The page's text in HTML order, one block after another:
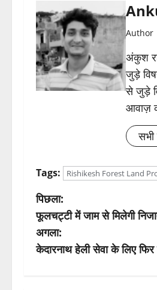
Author
अंकुश
जुड़े
से जुड़े
आवाज़
Tags: Rishikesh Forest Land
पो
स्ट
ने
पिछला:
फूलचट्टी में जाम से मिलेगी
अगला:
केदारनाथ हेली सेवा के लिए